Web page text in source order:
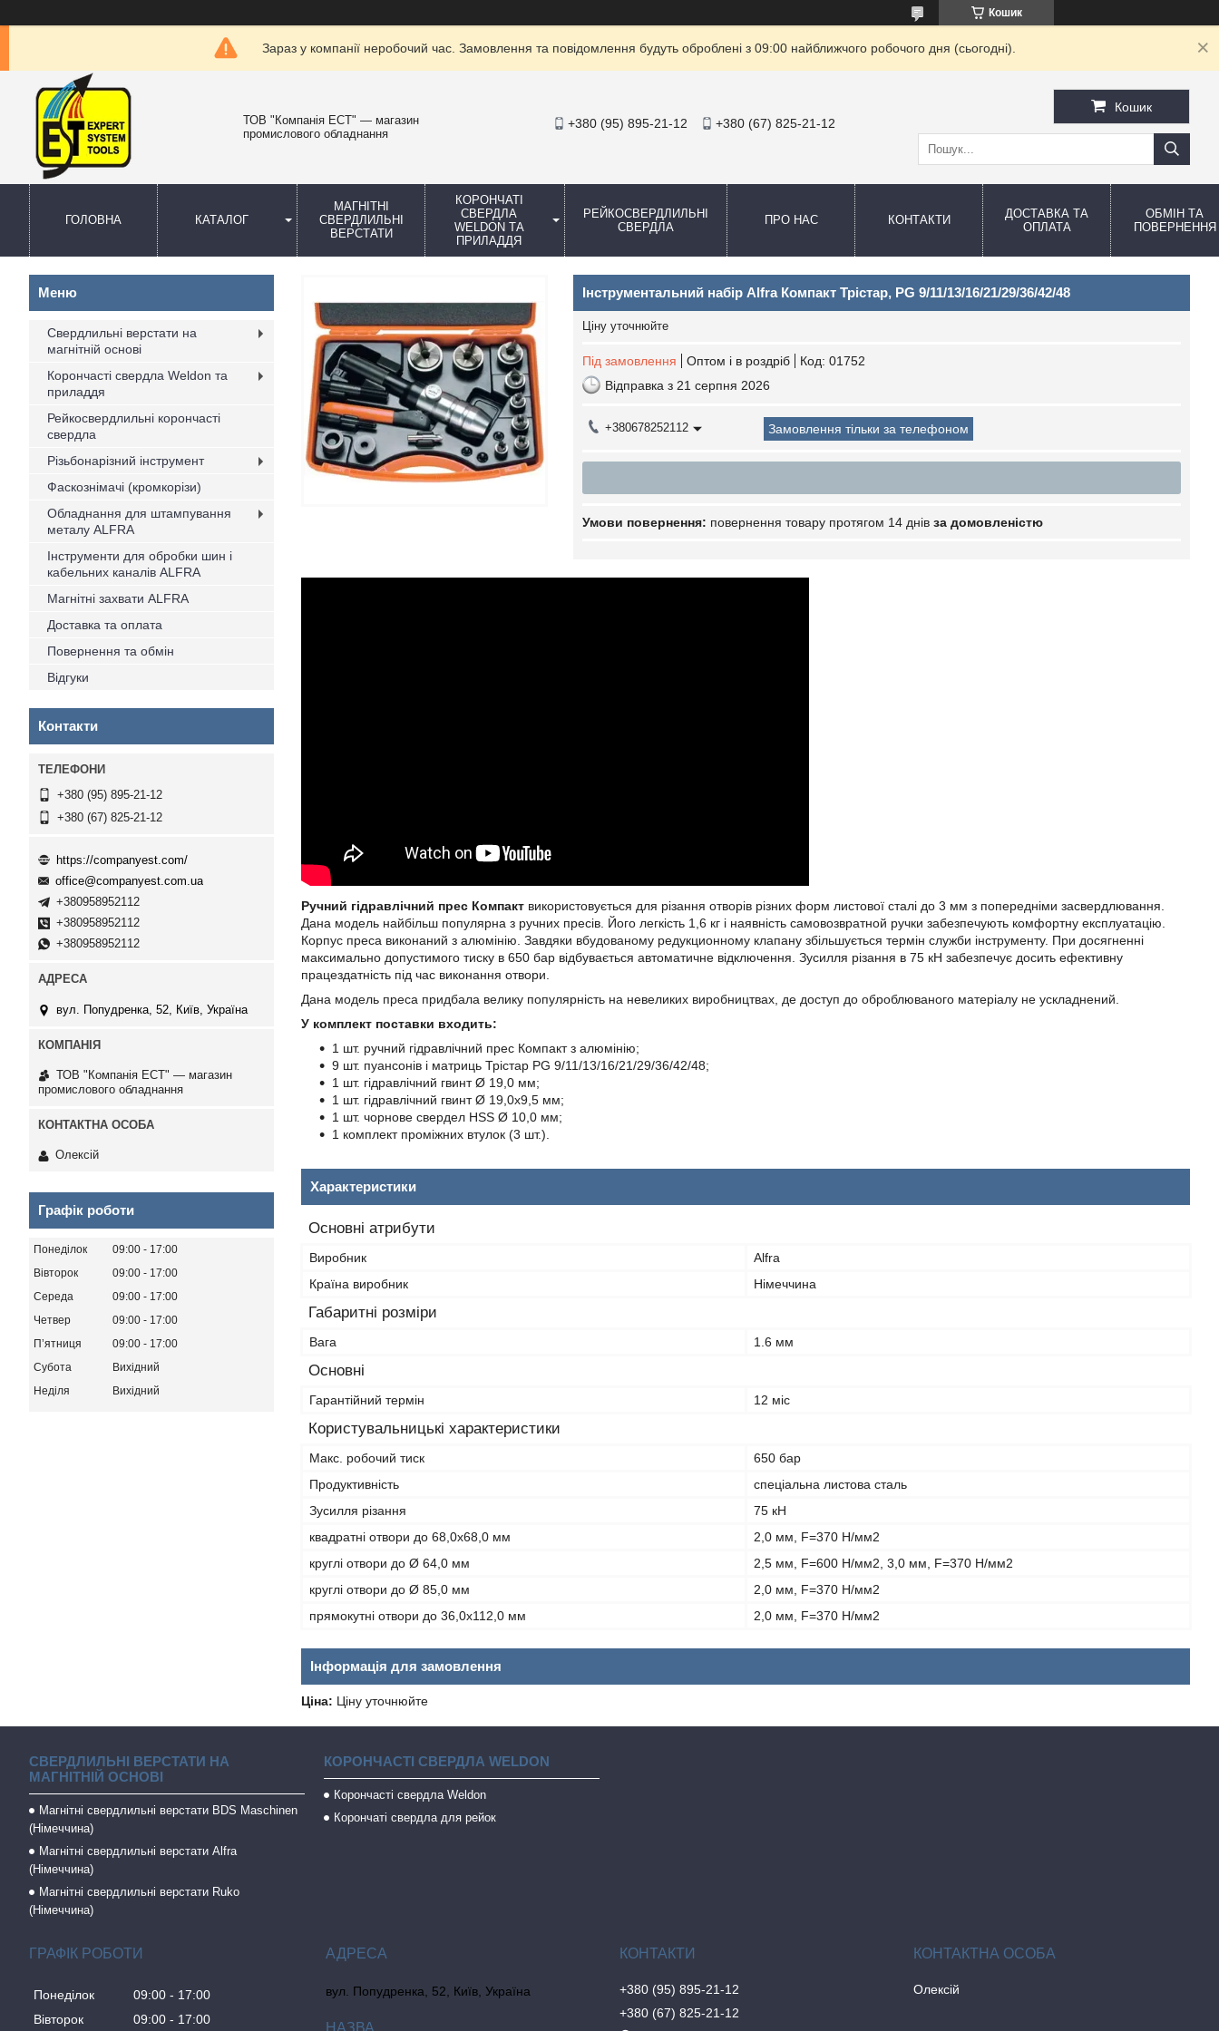
Кошик
Зараз у компанії неробочий час. Замовлення та повідомлення будуть оброблені з 09:00 найближчого робочого дня (сьогодні).
ТОВ "Компанія ЕСТ" — магазин
промислового обладнання
+380 (95) 895-21-12 +380 (67) 825-21-12
Кошик
ГОЛОВНА КАТАЛОГ
МАГНІТНІ
СВЕРДЛИЛЬНІ
ВЕРСТАТИ
КОРОНЧАТІ
СВЕРДЛА
WELDON ТА
ПРИЛАДДЯ
РЕЙКОСВЕРДЛИЛЬНІ
СВЕРДЛА
ПРО НАС КОНТАКТИ
ДОСТАВКА ТА
ОПЛАТА
ОБМІН ТА
ПОВЕРНЕННЯ
Інструментальний набір Alfra Компакт Трістар, PG 9/11/13/16/21/29/36/42/48
Ціну уточнюйте
Під замовлення Оптом і в роздріб Код: 01752
Відправка з 21 серпня 2026
+380678252112 Замовлення тільки за телефоном
повернення товару протягом 14 днів за домовленістю
Ручний гідравлічний прес Компакт використовується для різання отворів різних форм листової сталі до 3 мм з попередніми засвердлювання.
Дана модель найбільш популярна з ручних пресів. Його легкість 1,6 кг і наявність самовозвратной ручки забезпечують комфортну експлуатацію.
Корпус преса виконаний з алюмінію. Завдяки вбудованому редукционному клапану збільшується термін служби інструменту. При досягненні
максимально допустимого тиску в 650 бар відбувається автоматичне відключення. Зусилля різання в 75 кН забезпечує досить ефективну
працездатність під час виконання отвори.
Дана модель преса придбала велику популярність на невеликих виробництвах, де доступ до оброблюваного матеріалу не ускладнений.
У комплект поставки входить:
1 шт. ручний гідравлічний прес Компакт з алюмінію;
9 шт. пуансонів і матриць Трістар PG 9/11/13/16/21/29/36/42/48;
1 шт. гідравлічний гвинт Ø 19,0 мм;
1 шт. гідравлічний гвинт Ø 19,0х9,5 мм;
1 шт. чорнове свердел HSS Ø 10,0 мм;
1 комплект проміжних втулок (3 шт.).
Характеристики
Основні атрибути
Виробник
Alfra
Країна виробник
Німеччина
Габаритні розміри
Вага 1.6 мм
Основні
Гарантійний термін 12 міс
Користувальницькі характеристики
Макс. робочий тиск
650 бар
Продуктивність
спеціальна листова сталь
Зусилля різання
75 кН
квадратні отвори до 68,0х68,0 мм
2,0 мм, F=370 Н/мм2
круглі отвори до Ø 64,0 мм
2,5 мм, F=600 Н/мм2, 3,0 мм, F=370 Н/мм2
круглі отвори до Ø 85,0 мм
2,0 мм, F=370 Н/мм2
прямокутні отвори до 36,0х112,0 мм
2,0 мм, F=370 Н/мм2
Інформація для замовлення
Ціна: Ціну уточнюйте
Свердлильні верстати на
магнітній основі
Корончасті свердла Weldon та
приладдя
Рейкосвердлильні корончасті
свердла
Різьбонарізний інструмент
Фаскознімачі (кромкорізи)
Обладнання для штампування
металу ALFRA
Інструменти для обробки шин і
кабельних каналів ALFRA
Магнітні захвати ALFRA
Доставка та оплата
Повернення та обмін
Відгуки
Контакти
+380 (95) 895-21-12
+380 (67) 825-21-12
https://companyest.com/
office@companyest.com.ua
+380958952112
+380958952112
+380958952112
вул. Попудренка, 52, Київ, Україна
ТОВ "Компанія ЕСТ" — магазин
промислового обладнання
Олексій
Графік роботи
Понеділок 09:00
17:00
Вівторок
09:00
17:00
Середа
09:00
17:00
Четвер
09:00
17:00
Пʼятниця
09:00
17:00
Субота
Вихідний
Неділя
Вихідний
СВЕРДЛИЛЬНІ ВЕРСТАТИ НА
МАГНІТНІЙ ОСНОВІ
Магнітні свердлильні верстати BDS Maschinen
(Німеччина)
Магнітні свердлильні верстати Alfra
(Німеччина)
Магнітні свердлильні верстати Ruko
(Німеччина)
КОРОНЧАСТІ СВЕРДЛА WELDON
Корончасті свердла Weldon
Корончаті свердла для рейок
ГРАФІК РОБОТИ
Понеділок 09:00
17:00
Вівторок
09:00 17:00
вул. Попудренка, 52, Київ, Україна
+380 (95) 895-21-12
+380 (67) 825-21-12
Олексій